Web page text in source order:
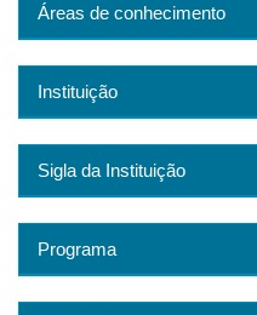
Áreas de conhecimento
Instituição
Sigla da Instituição
Programa